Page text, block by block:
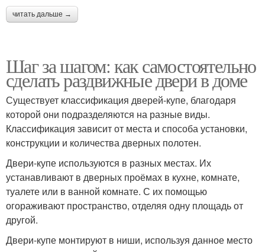
читать дальше →
Шаг за шагом: как самостоятельно
сделать раздвижные двери в доме
Существует классификация дверей-купе, благодаря
которой они подразделяются на разные виды.
Классификация зависит от места и способа установки,
конструкции и количества дверных полотен.
Двери-купе используются в разных местах. Их
устанавливают в дверных проёмах в кухне, комнате,
туалете или в ванной комнате. С их помощью
огораживают пространство, отделяя одну площадь от
другой.
Двери-купе монтируют в ниши, используя данное место